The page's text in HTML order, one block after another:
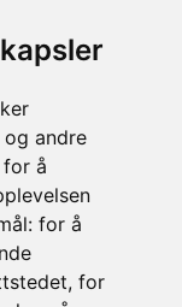
andre
å
for å
, for